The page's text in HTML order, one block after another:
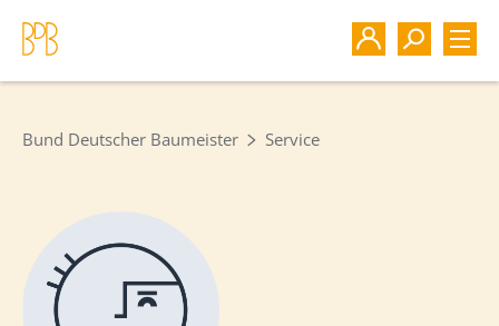
Bund Deutscher Baumeister Service